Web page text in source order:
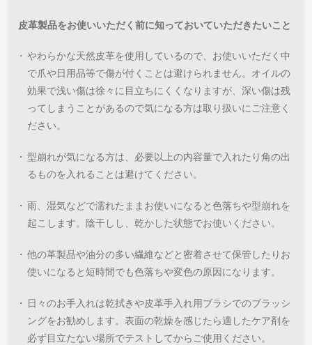
皮革製品をお使いいただく前に知っておいていただきたいこと
・ やわらかな天然皮革を使用しているので、お使いいただく中
で爪や日用品等で傷が付くことは避けられません。オイルの
効果で浅い傷は徐々に目立ちにくくなりますが、深い傷は残
ってしまうことがあるので気になる方は取り扱いにご注意く
ださい。
・ 型崩れが気になる方は、必要以上の内容量で入れたり角の出
るものを入れることは避けてください。
・ 雨、湿気などで濡れたままお使いになると色落ちや型崩れを
起こします。陰干しし、乾かした状態でお使いください。
・ 他の革製品や油分の多い繊維などと密着させて保管したりお
使いになると短時間でも色落ちや変色の原因になります。
・
日々のお手入れは乾拭きや皮革手入れ用ブラシでのブラッシ
ングをお勧めします。表面の乾燥を感じたら適したケア剤を
必ず目立たない場所でテストしてからご使用ください。